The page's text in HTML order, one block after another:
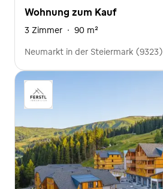
Wohnung zum Kauf
3 Zimmer · 90 m²
Neumarkt in der Steiermark (9323)